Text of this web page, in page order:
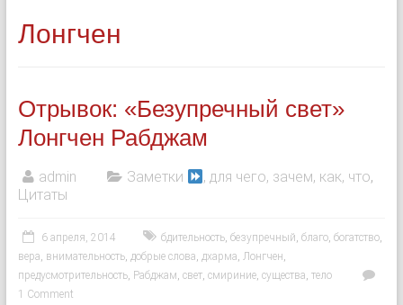
Лонгчен
Отрывок: «Безупречный свет»
Лонгчен Рабджам
admin Заметки , для чего, зачем, как, что,
Цитаты
6 апреля, 2014 бдительность, безупречный, благо, богатство,
вера, внимательность, добрые слова, дхарма, Лонгчен,
предусмотрительность, Рабджам, свет, смириние, существа, тело
1 Comment